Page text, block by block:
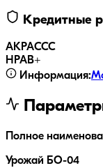
Кредитные
АКРАCCC
НРАB+
Информация:
Полное
Урожай БО-04